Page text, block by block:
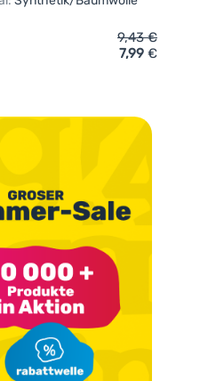
hinzufügen
'Kindersocken Pidilidi
9,43€
7,99 €